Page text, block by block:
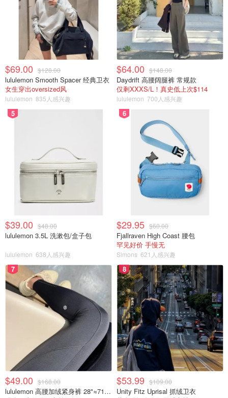
第五站：Maison Birks
地址：Manulife Centre, 55 Bloor St. W
在Maison Birks，有100%的机会等待着惊人的东西。这个
世界知名的品牌与卓越的工艺和优质服务相辅相成，无论你
是在寻找特别的宝宝洗礼礼物，还是为自己寻找享受，或是
为婚礼派对准备礼物，或是为你的MVP寻找独特的东西
——他们毕竟是劳力士的官方零售商。
饿了吗？Eataly就在隔壁！提前给其六家餐厅之一打电话，
了解等待时间，或者从充足的吧台和柜台选择一些快速而美
味的食物，在那里你可以享用咖啡和糕点，一片罗马风味的
$69.00 $128.00
lululemon Smooth Spacer 经典卫衣
女生穿出oversized风
lululemon 835人感兴趣
$64.00 $148.00
Daydrift 高腰阔腿裤 常规款
仅剩XXXS/L！真史低上次$114
lululemon 700人感兴趣
5
$39.00 $48.00
lululemon 3.5L 洗漱包/盒子包
lululemon 638人感兴趣
6
$29.95 $60.00
Fjallraven High Coast 腰包
罕见好价 手慢无
Simons 621人感兴趣
7
$49.00 $168.00
lululemon 高腰加绒紧身裤 28"≈71cm 5个口袋
8
$53.99 $109.00
Unity Fitz Uprisal 抓绒卫衣